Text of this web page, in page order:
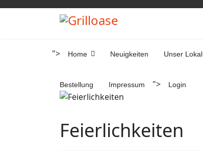
"> Home Neuigkeiten Unser Lokal
Bestellung Impressum "> Login
Feierlichkeiten